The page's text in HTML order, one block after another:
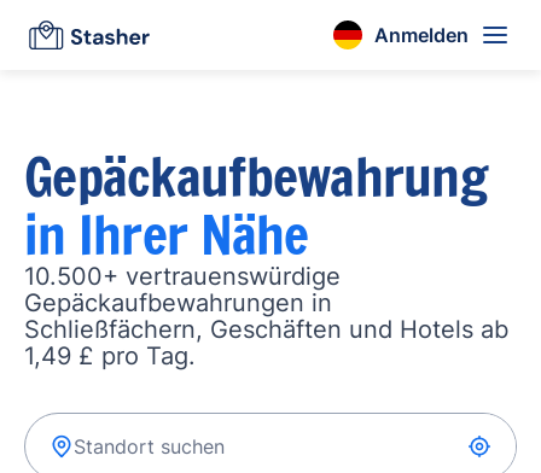
Anmelden
Gepäckaufbewahrung
in Ihrer Nähe
10.500+ vertrauenswürdige
Gepäckaufbewahrungen in
Schließfächern, Geschäften und Hotels ab
1,49 £ pro Tag.